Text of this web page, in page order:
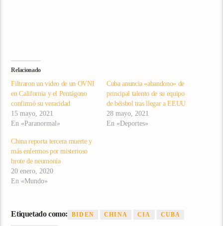
Relacionado
Filtraron un video de un OVNI
en California y el Pentágono
confirmó su veracidad
15 mayo, 2021
En «Paranormal»
Cuba anuncia «abandono» de
principal talento de su equipo
de béisbol tras llegar a EEUU
28 mayo, 2021
En «Deportes»
China reporta tercera muerte y
más enfermos por misterioso
brote de neumonía
20 enero, 2020
En «Mundo»
Etiquetado como: BIDEN CHINA CIA CUBA